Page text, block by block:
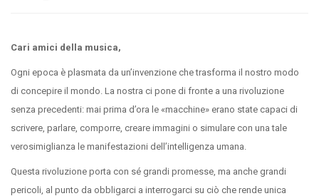
Cari amici della musica,
Ogni epoca è plasmata da un’invenzione che trasforma il nostro modo
di concepire il mondo. La nostra ci pone di fronte a una rivoluzione
senza precedenti: mai prima d’ora le «macchine» erano state capaci di
scrivere, parlare, comporre, creare immagini o simulare con una tale
verosimiglianza le manifestazioni dell’intelligenza umana.
Questa rivoluzione porta con sé grandi promesse, ma anche grandi
pericoli, al punto da obbligarci a interrogarci su ciò che rende unica